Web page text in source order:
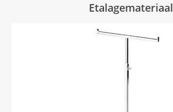
Etalagemateriaal